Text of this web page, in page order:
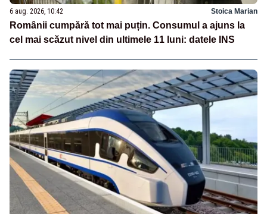
6 aug. 2026, 10:42 Stoica Marian
Românii cumpără tot mai puțin. Consumul a ajuns la
cel mai scăzut nivel din ultimele 11 luni: datele INS